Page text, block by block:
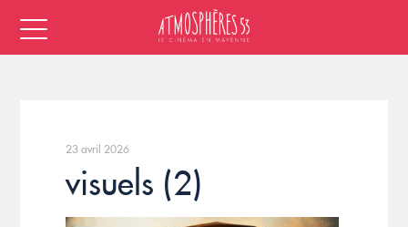
23 avril 2026
visuels (2)